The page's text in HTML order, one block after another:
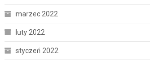
marzec 2022
luty 2022
styczeń 2022